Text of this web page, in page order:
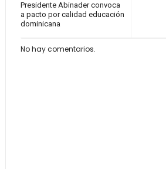
Presidente Abinader convoca
a pacto por calidad educación
dominicana
No hay comentarios.